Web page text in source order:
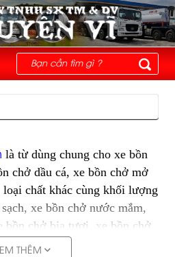
là từ dùng chung cho xe bồn
chở dầu cá, xe bồn chở mở
loại chất khác cùng khối lượng
xe bồn chở nước mắm,
bồn chở bia tươi, xe bồn chở
su,…vv
THÊM